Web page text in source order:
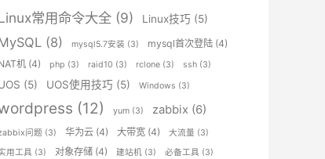
常用命令大全 (9) Linux技巧 (5)
(8) mysql5.7安装 (3) mysql首次登陆 (4)
机 (4) php (3) raid10 (3) rclone (3) ssh (3)
(5) UOS使用技巧 (5) Windows (3)
(12) yum (3) zabbix (6)
问题 (3) 华为云 (4) 大带宽 (4) 大流量 (3)
用工具 (3) 对象存储 (4) 建站机 (3) 必备工具 (3)